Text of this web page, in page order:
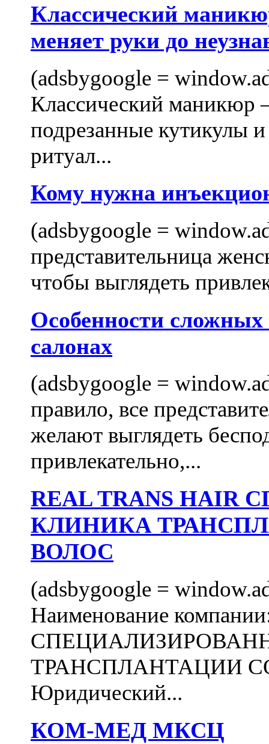
Классический
меняет руки до
(adsbygoogle =
Классический маникюр
подрезанные кутикулы
ритуал...
Кому нужна
(adsbygoogle =
представительница
чтобы выглядеть
Особенности
салонах
(adsbygoogle =
правило, все
желают выглядеть
привлекательно,...
REAL TRANS
КЛИНИКА
ВОЛОС
(adsbygoogle =
Наименование
ТРАНСПЛАНТАЦИИ
Юридический...
КОМ-МЕД МКСЦ